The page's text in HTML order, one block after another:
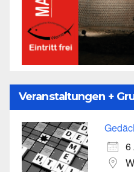
Veranstaltungen +
6